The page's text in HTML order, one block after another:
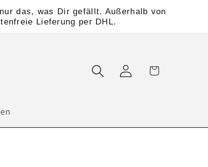
das, was Dir gefällt. Außerhalb von
Lieferung per DHL.
EinloggenWarenkorb